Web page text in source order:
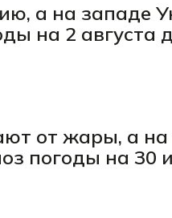
а на западе
на 2 августа
от жары, а на
погоды на 30